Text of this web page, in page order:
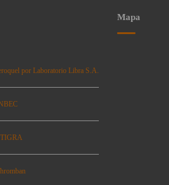
por Laboratorio Libra S.A.
Mapa